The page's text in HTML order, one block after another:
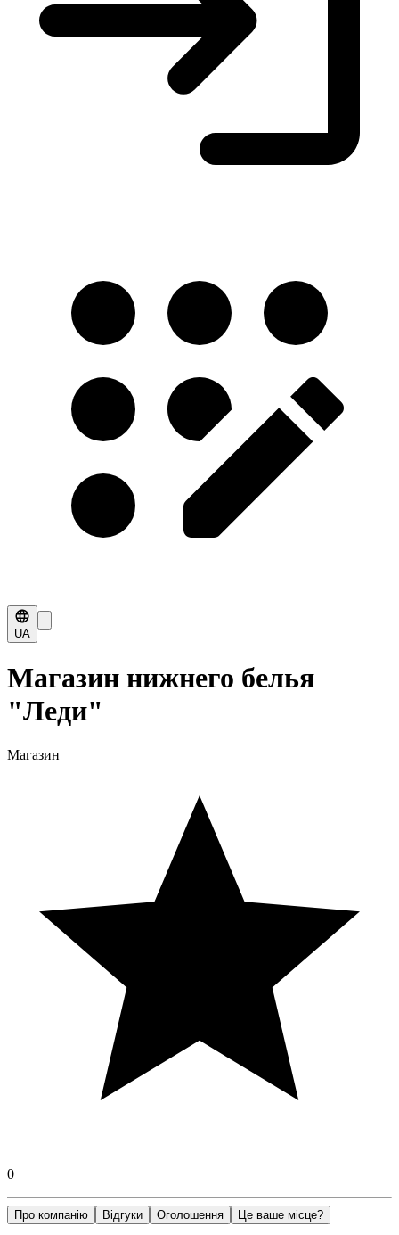
UA
Магазин нижнего белья
"Леди"
Магазин
0
Про компанію Відгуки Оголошення Це ваше місце?